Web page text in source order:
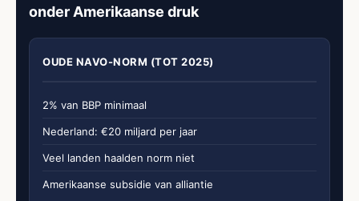
onder Amerikaanse druk
OUDE NAVO-NORM (TOT 2025)
2% van BBP minimaal
Nederland: €20 miljard per jaar
Veel landen haalden norm niet
Amerikaanse subsidie van alliantie